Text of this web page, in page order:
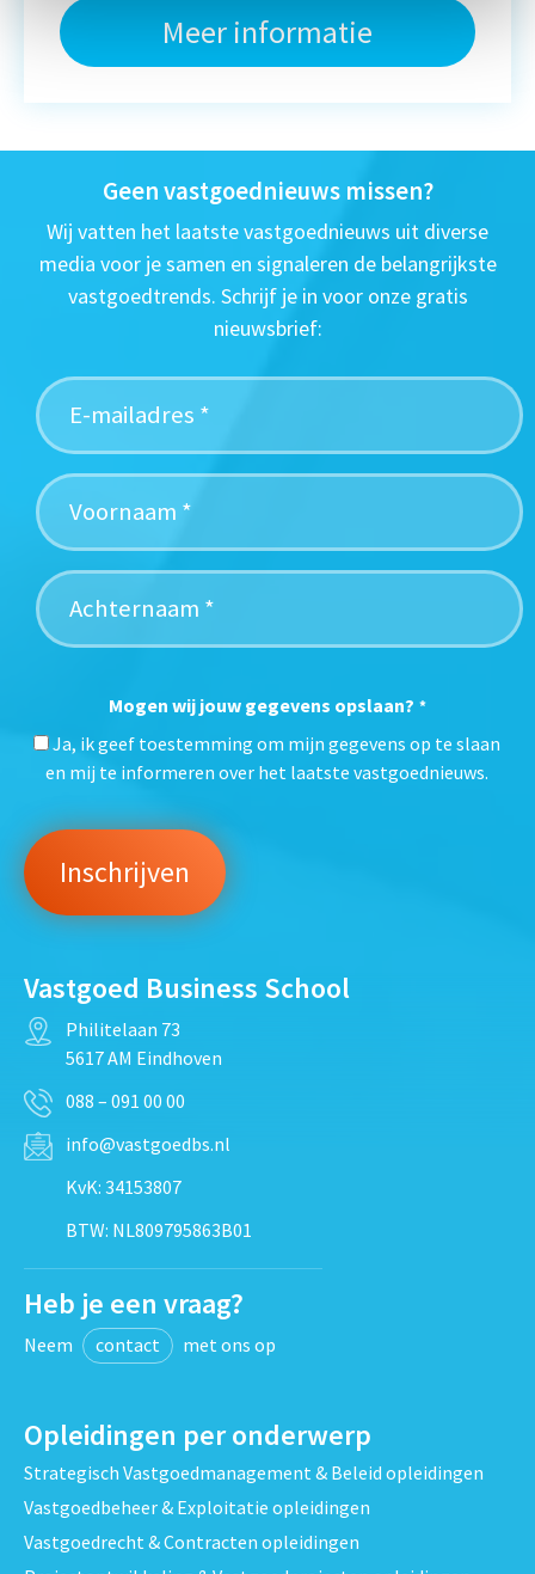
Meer informatie
Geen vastgoednieuws missen?
Wij vatten het laatste vastgoednieuws uit diverse
media voor je samen en signaleren de belangrijkste
vastgoedtrends. Schrijf je in voor onze gratis
nieuwsbrief:
Mogen wij jouw gegevens opslaan? *
Ja, ik geef toestemming om mijn gegevens op te slaan
en mij te informeren over het laatste vastgoednieuws.
Vastgoed Business School
Philitelaan 73
5617 AM Eindhoven
088 – 091 00 00
info@vastgoedbs.nl
KvK: 34153807
BTW: NL809795863B01
Heb je een vraag?
Neem contact met ons op
Opleidingen per onderwerp
Strategisch Vastgoedmanagement & Beleid opleidingen
Vastgoedbeheer & Exploitatie opleidingen
Vastgoedrecht & Contracten opleidingen